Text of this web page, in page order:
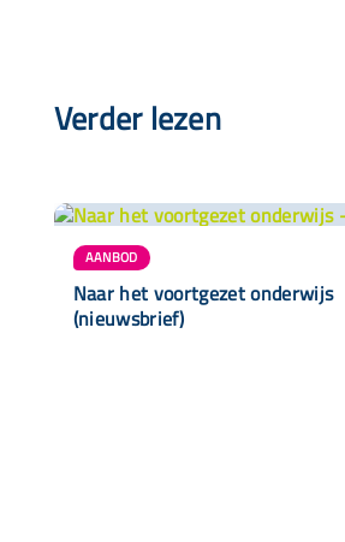
Verder lezen
AANBOD
Naar het voortgezet onderwijs
(nieuwsbrief)